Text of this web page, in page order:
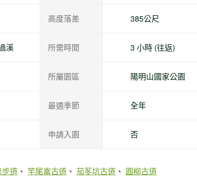
高度落差 385公尺
溪 所需時間 3 小時 (往返)
所屬園區 陽明山國家公園
最適季節 全年
申請入園 否
道 竿尾崙古道 茄苳坑古道 圓柳古道